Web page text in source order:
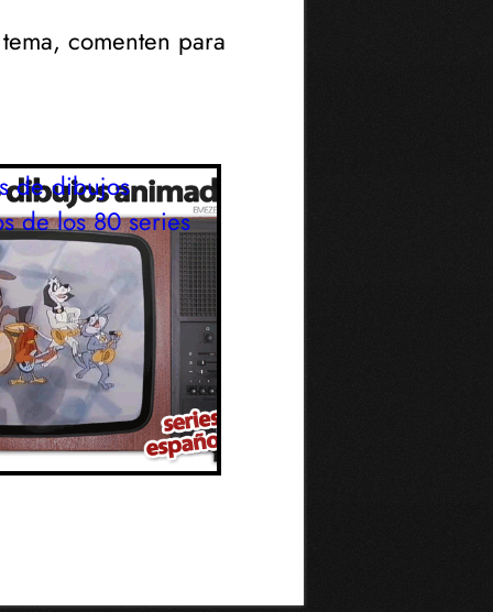
comenten para
de dibujos
de los 80 series